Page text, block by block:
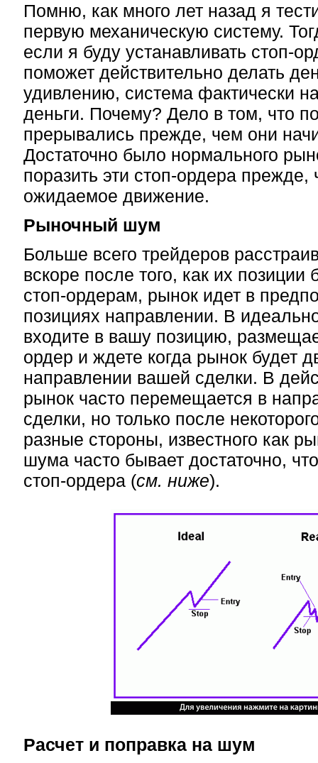
Помню, как много лет назад я
первую механическую систему.
если я буду устанавливать стоп-
поможет действительно делать
удивлению, система фактически
деньги. Почему? Дело в том, что
прерывались прежде, чем они
Достаточно было нормального
поразить эти стоп-ордера
ожидаемое движение.
Рыночный шум
Больше всего трейдеров
вскоре после того, как их
стоп-ордерам, рынок идет в
позициях направлении. В
входите в вашу позицию,
ордер и ждете когда рынок будет
направлении вашей сделки. В
рынок часто перемещается в
сделки, но только после
разные стороны, известного как
шума часто бывает достаточно,
стоп-ордера (см. ниже).
Расчет и поправка на шум